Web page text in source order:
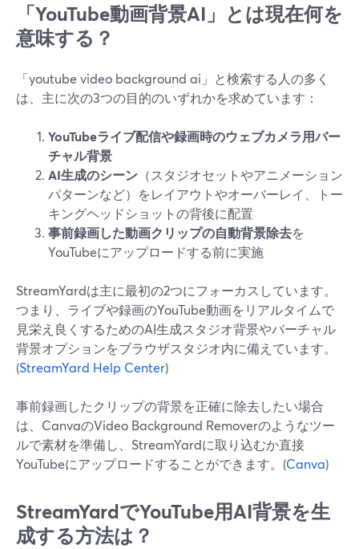
「YouTube動画背景AI」とは現在何を
意味する？
「youtube video background ai」と検索する人の多く
は、主に次の3つの目的のいずれかを求めています：
YouTubeライブ配信や録画時のウェブカメラ用バー
チャル背景
AI生成のシーン （スタジオセットやアニメーション
パターンなど）をレイアウトやオーバーレイ、トー
キングヘッドショットの背後に配置
事前録画した動画クリップの自動背景除去を
YouTubeにアップロードする前に実施
StreamYardは主に最初の2つにフォーカスしています。
つまり、ライブや録画のYouTube動画をリアルタイムで
見栄え良くするためのAI生成スタジオ背景やバーチャル
背景オプションをブラウザスタジオ内に備えています。
(StreamYard Help Center)
事前録画したクリップの背景を正確に除去したい場合
は、CanvaのVideo Background Removerのようなツー
ルで素材を準備し、StreamYardに取り込むか直接
YouTubeにアップロードすることができます。(Canva)
StreamYardでYouTube用AI背景を生
成する方法は？